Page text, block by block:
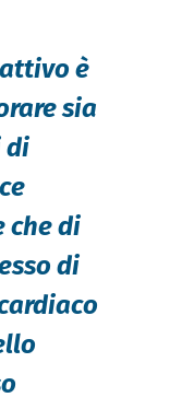
è
sia
di
che di
di